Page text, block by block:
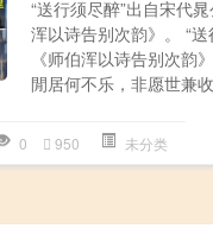
“送行须尽醉”出自宋代
浑以诗告别次韵》。 “
《师伯浑以诗告别次韵
閒居何不乐，非愿世兼
0 950 未分类